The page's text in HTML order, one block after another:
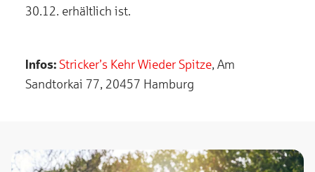
30.12. erhältlich ist.
Infos:Stricker’s Kehr Wieder Spitze, Am
Sandtorkai 77, 20457 Hamburg